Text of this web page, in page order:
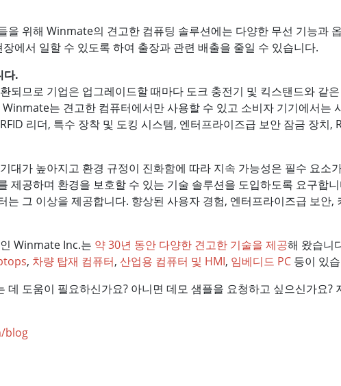
을 위해 Winmate의 견고한 컴퓨팅 솔루션에는 다양한 무선 기능과
에서 일할 수 있도록 하여 출장과 관련 배출을 줄일 수 있습니다.
다.
되므로 기업은 업그레이드할 때마다 도크 충전기 및 킥스탠드와 같
는 견고한 컴퓨터에서만 사용할 수 있고 소비자 기기에서는
리더, 특수 장착 및 도킹 시스템, 엔터프라이즈급 보안 잠금 장치,
대가 높아지고 환경 규정이 진화함에 따라 지속 가능성은 필수 요소
제공하며 환경을 보호할 수 있는 기술 솔루션을 도입하도록 요구합
는 그 이상을 제공합니다. 향상된 사용자 경험, 엔터프라이즈급 보안,
Winmate Inc.는 약 30년 동안 다양한 견고한 기술을 제공해 왔습니
, 차량 탑재 컴퓨터, 산업용 컴퓨터 및 HMI, 임베디드 PC 등이 있
데 도움이 필요하신가요? 아니면 데모 샘플을 요청하고 싶으신가요?
blog